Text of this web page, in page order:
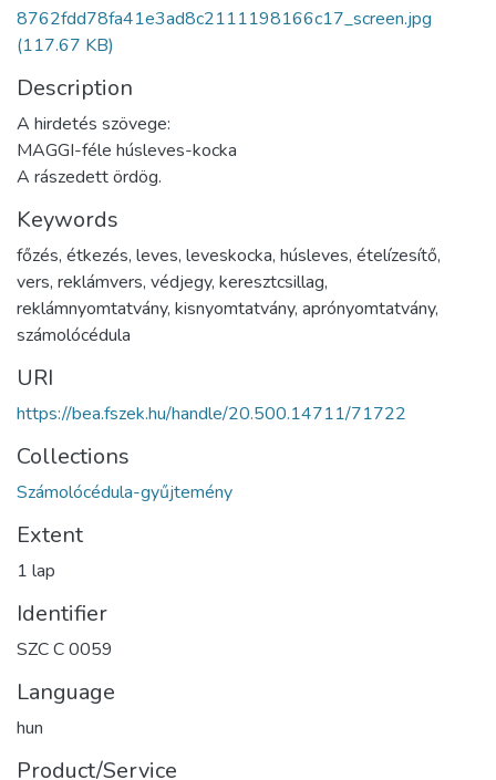
8762fdd78fa41e3ad8c2111198166c17_screen.jpg
(117.67 KB)
Description
A hirdetés szövege:
MAGGI-féle húsleves-kocka
A rászedett ördög.
Keywords
főzés, étkezés, leves, leveskocka, húsleves, ételízesítő,
vers, reklámvers, védjegy, keresztcsillag,
reklámnyomtatvány, kisnyomtatvány, aprónyomtatvány,
számolócédula
URI
https://bea.fszek.hu/handle/20.500.14711/71722
Collections
Számolócédula-gyűjtemény
Extent
1 lap
Identifier
SZC C 0059
Language
hun
Product/Service